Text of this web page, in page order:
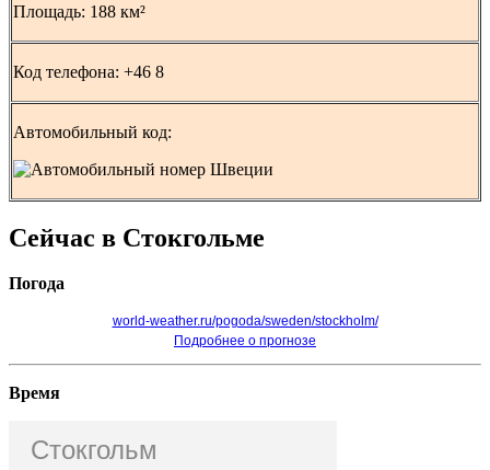
Площадь: 188 км²
Код телефона: +46 8
Автомобильный код:
Сейчас в Стокгольме
Погода
world-weather.ru/pogoda/sweden/stockholm/
Подробнее о прогнозе
Время
Стокгольм